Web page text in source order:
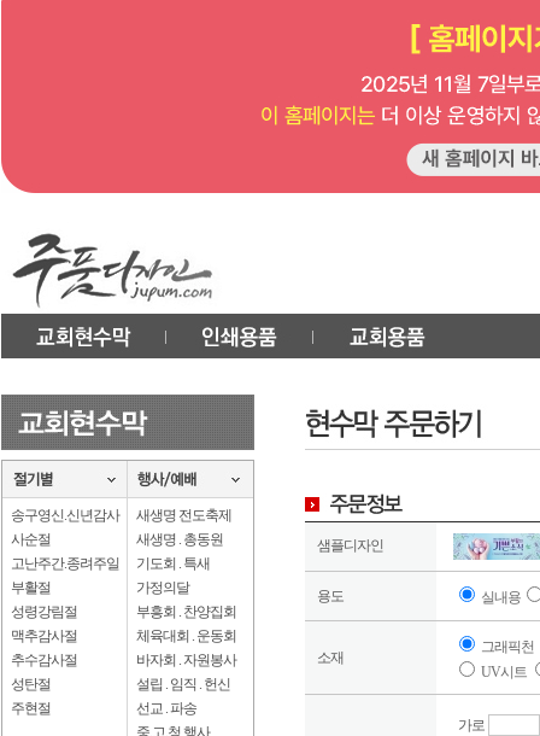
송구영신.신년감사
사순절
고난주간.종려주일
부활절
성령강림절
맥추감사절
추수감사절
성탄절
주현절
새생명 전도축제
새생명 . 총동원
기도회 . 특새
가정의달
부흥회 . 찬양집회
체육대회 . 운동회
바자회 . 자원봉사
설립 . 임직 . 헌신
선교 . 파송
중.고.청 행사
샘플디자인
용도 실내용
소재
그래픽천
UV시트
가로